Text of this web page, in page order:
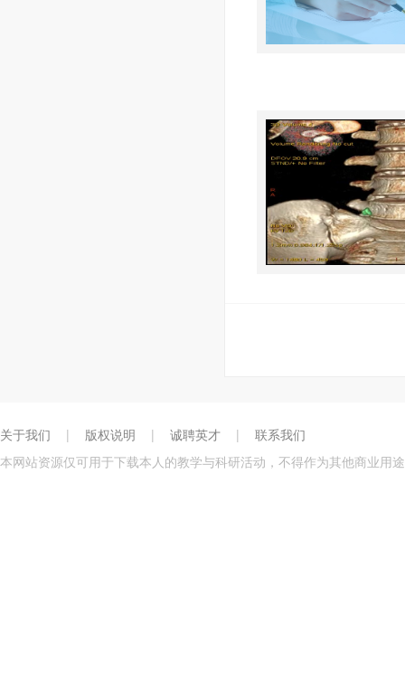
关于我们 | 版权说明 | 诚聘英才 |
联系我们
本网站资源仅可用于下载本人的教学与科研活动，不得作为其他商业用